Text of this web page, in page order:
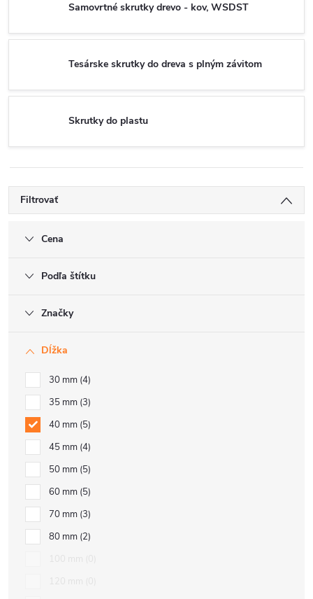
Samovrtné skrutky drevo - kov, WSDST
Tesárske skrutky do dreva s plným závitom
Skrutky do plastu
Filtrovať
Cena
Podľa štítku
Značky
Dĺžka
30 mm 4
35 mm 3
40 mm 5
45 mm 4
50 mm 5
60 mm 5
70 mm 3
80 mm 2